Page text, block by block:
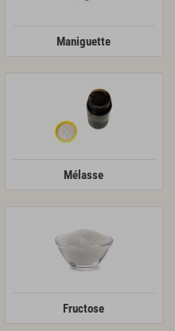
Maniguette
Mélasse
Fructose